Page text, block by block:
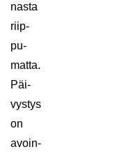
nas­ta
riip­
pu­
mat­ta.
Päi­
vys­tys
on
avoin­